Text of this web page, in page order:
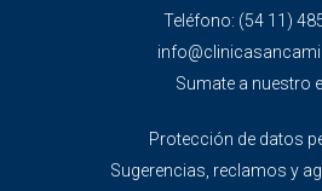
Teléfono: (54 11)
Sumate a nuestro
Protección de datos
Sugerencias, reclamos y